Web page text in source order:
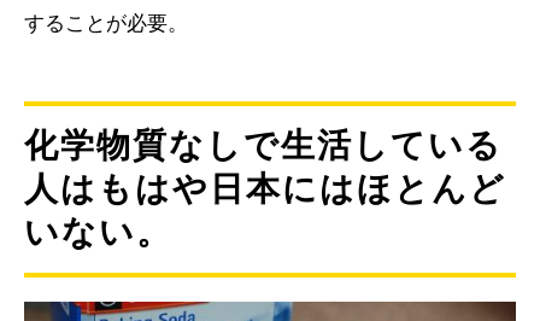
することが必要。
化学物質なしで生活している
人はもはや日本にはほとんど
いない。